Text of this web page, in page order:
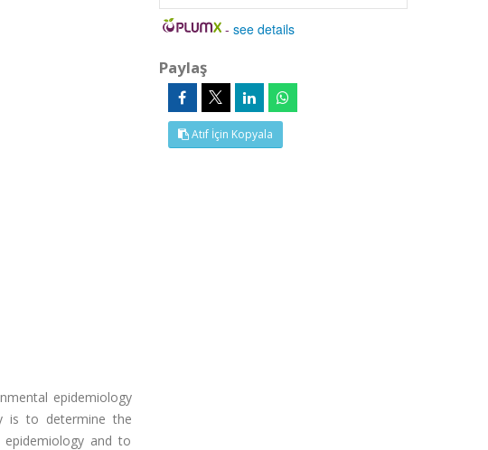
epidemiology
is to determine the
and to
-see details
Paylaş
Atıf İçin Kopyala